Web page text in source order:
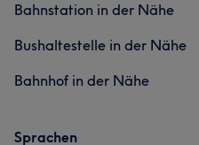
Bahnstation in der Nähe
Bushaltestelle in der Nähe
Bahnhof in der Nähe
Sprachen